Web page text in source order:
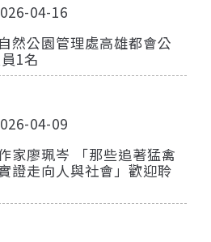
04-16
然公園管理處高雄都會公
1名
04-09
家廖珮岑 「那些追著猛禽
證走向人與社會」歡迎聆